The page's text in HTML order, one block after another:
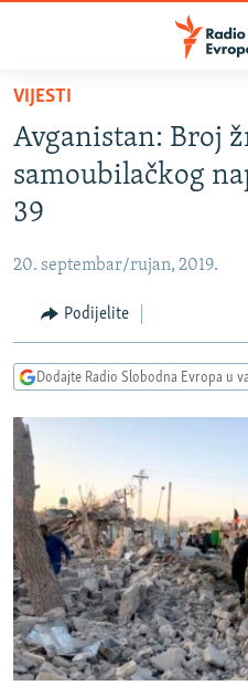
Pređite
glavni
sadržaj
Pređite
na
glavnu
navigaciju
Pređite
na
pretragu
BOSNA I HERCEGOVINA
SRBIJA
CRNA GORA
VIZUELNO
RAT U UKRAJINI
KINA NA BALKANU
RSE PRIČE IZ SVIJETA
ISPRIČAJ MI
DNEVNO@RSE
SPECIJALI RSE
VIŠE OD NASLOVA
GENOCID U SREBRENICI
PRATITE NAS
VIJESTI
Avganistan: Broj
samoubilačkog
39
20. septembar/rujan, 2019.
Podijelite
Dodajte Radio Slobodna Evropa u